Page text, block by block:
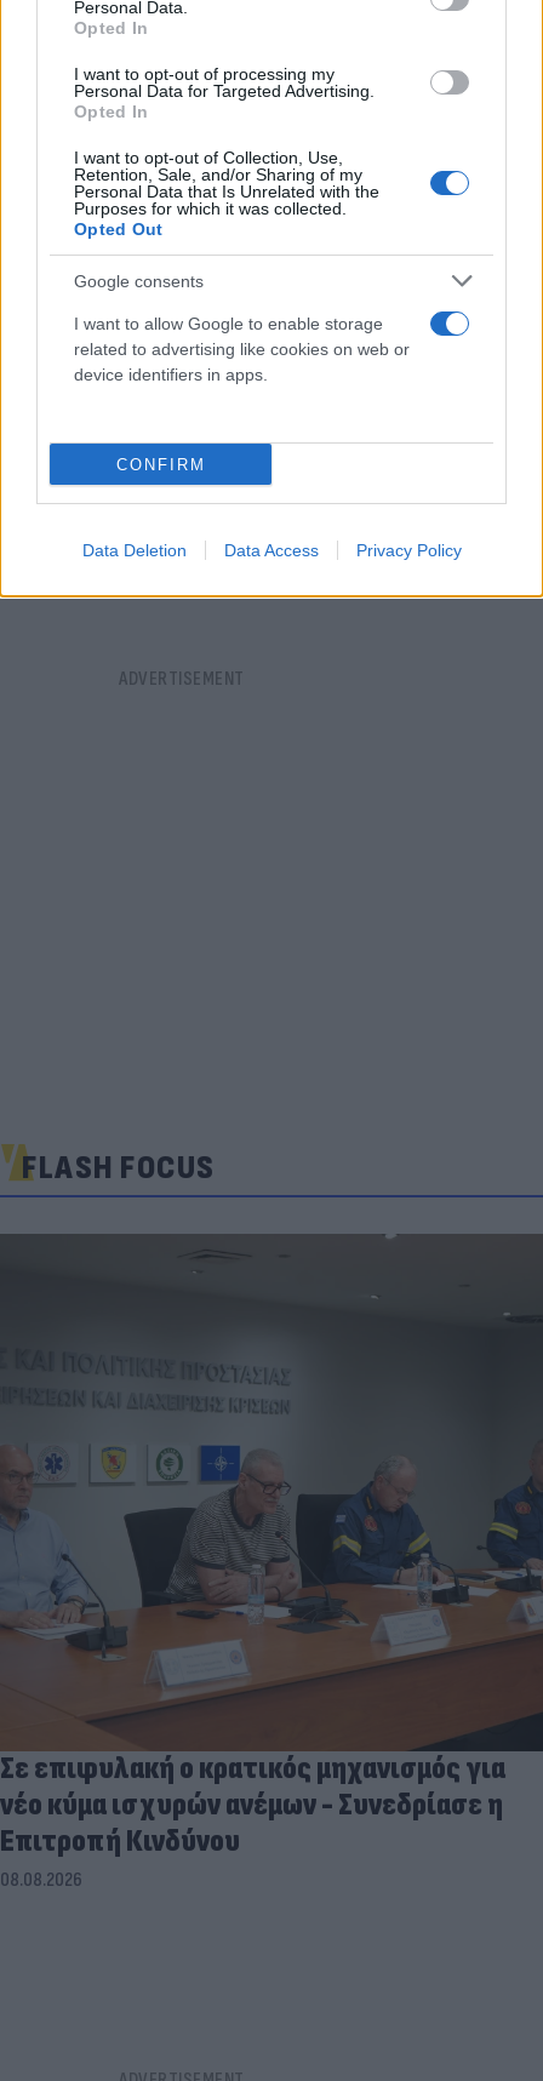
Personal Data.
Opted In
I want to opt-out of processing my
Personal Data for Targeted Advertising.
Opted In
I want to opt-out of Collection, Use,
Retention, Sale, and/or Sharing of my
Personal Data that Is Unrelated with the
Purposes for which it was collected.
Opted Out
Google consents
I want to allow Google to enable storage
related to advertising like cookies on web or
device identifiers in apps.
CONFIRM
Data Deletion Data Access Privacy Policy
«Νονός της AI» προειδοποιεί: Σε λίγο δεν θα
μπορούμε να «ξεπεράσουμε» νοητικά την
Τεχνητή Νοημοσύνη
08.08.2026
FLASH FOCUS
Σε επιφυλακή ο κρατικός μηχανισμός για
νέο κύμα ισχυρών ανέμων - Συνεδρίασε η
Επιτροπή Κινδύνου
08.08.2026